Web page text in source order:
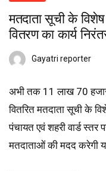
मतदाता सूची के
वितरण का कार्य
Gayatri reporter
अभी तक 11 लाख 70
वितरित मतदाता सूची के
पंचायत एवं शहरी वार्ड स्तर
मतदाताओं की मदद करेगी